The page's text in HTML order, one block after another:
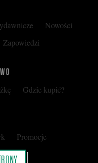
Nowości
Zapowiedzi
Gdzie kupić?
Promocje
Nota prawna